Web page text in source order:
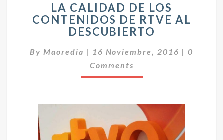
A
C
A
I
D
E
O
LA CALIDAD DE LOS
CONTENIDOS DE RTVE AL
DESCUBIERTO
By Maoredia | 16 Noviembre, 2016 | C
O
0
Comments